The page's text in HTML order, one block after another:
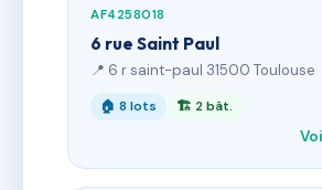
AF4258018
6 rue Saint Paul
📍 6 r saint-paul 31500 Toulouse
🏠 8 lots 🏗 2 bât.